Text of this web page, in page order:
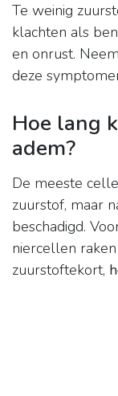
Te weinig
klachten als
en onrust.
deze
Hoe lang
adem?
De meeste
zuurstof, maar
beschadigd.
niercellen
zuurstoftekort,